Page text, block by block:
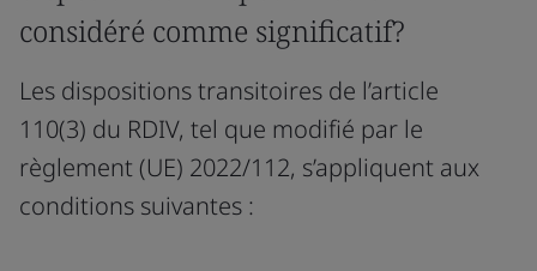
considéré comme significatif?
Les dispositions transitoires de l’article
110(3) du RDIV, tel que modifié par le
règlement (UE) 2022/112, s’appliquent aux
conditions suivantes :